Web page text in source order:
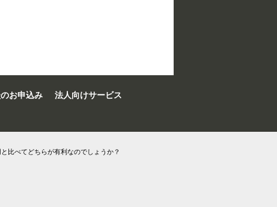
お申込み
法人向けサービス
比べてどちらが有利なのでしょうか？